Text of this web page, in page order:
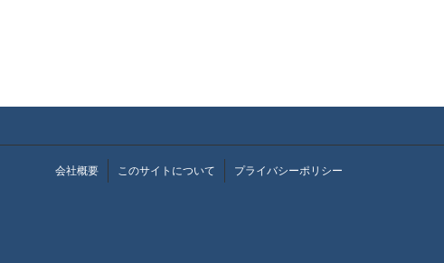
会社概要 このサイトについて プライバシーポリシー